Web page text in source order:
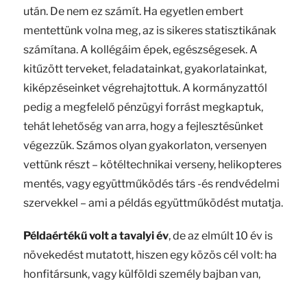
után. De nem ez számít. Ha egyetlen embert
mentettünk volna meg, az is sikeres statisztikának
számítana. A kollégáim épek, egészségesek. A
kitűzött terveket, feladatainkat, gyakorlatainkat,
kiképzéseinket végrehajtottuk. A kormányzattól
pedig a megfelelő pénzügyi forrást megkaptuk,
tehát lehetőség van arra, hogy a fejlesztésünket
végezzük. Számos olyan gyakorlaton, versenyen
vettünk részt – kötéltechnikai verseny, helikopteres
mentés, vagy együttműködés társ -és rendvédelmi
szervekkel – ami a példás együttműködést mutatja.
Példaértékű volt a tavalyi év, de az elmúlt 10 év is
növekedést mutatott, hiszen egy közös cél volt: ha
honfitársunk, vagy külföldi személy bajban van,